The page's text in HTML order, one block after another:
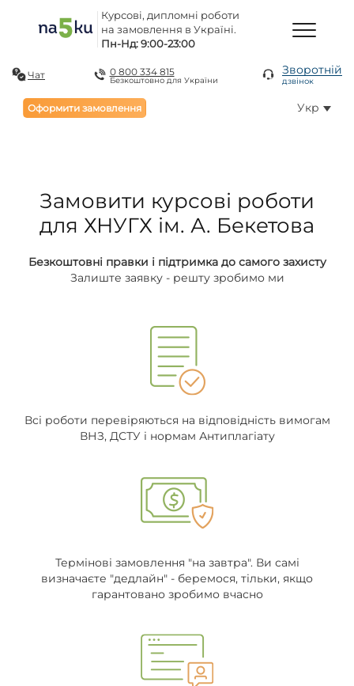
Курсові, дипломні роботи
на замовлення в Україні.
Пн-Нд: 9:00-23:00
Чат 0 800 334 815
Безкоштовно для України
Зворотній
дзвінок
Оформити замовлення Укр
Замовити курсові роботи
для ХНУГХ ім. А. Бекетова
Безкоштовні правки і підтримка до самого захисту
Залиште заявку - решту зробимо ми
Всі роботи перевіряються на відповідність вимогам
ВНЗ, ДСТУ і нормам Антиплагіату
Термінові замовлення "на завтра". Ви самі
визначаєте "дедлайн" - беремося, тільки, якщо
гарантовано зробимо вчасно